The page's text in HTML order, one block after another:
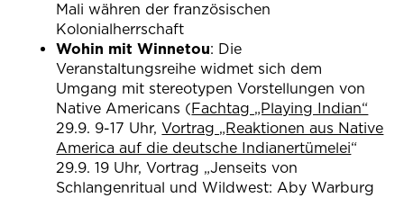
Mali währen der französischen
Kolonialherrschaft
Wohin mit Winnetou: Die
Veranstaltungsreihe widmet sich dem
Umgang mit stereotypen Vorstellungen von
Native Americans (Fachtag „Playing Indian“
29.9. 9-17 Uhr,Vortrag „Reaktionen aus Native
America auf die deutsche Indianertümelei(öffnet
“
29.9. 19 Uhr, Vortrag „Jenseits von
Schlangenritual und Wildwest: Aby Warburg